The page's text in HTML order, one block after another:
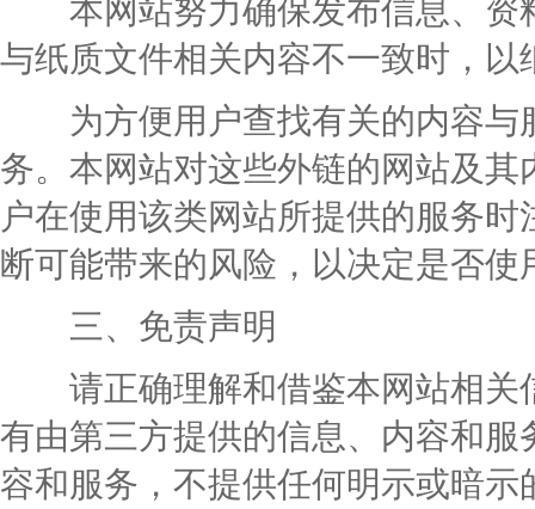
本网站努力确保发布信息、资
与纸质文件相关内容不一致时，以
为方便用户查找有关的内容与
务。本网站对这些外链的网站及
户在使用该类网站所提供的服务
断可能带来的风险，以决定是否
三、免责声明
请正确理解和借鉴本网站相关
有由第三方提供的信息、内容和
容和服务，不提供任何明示或暗